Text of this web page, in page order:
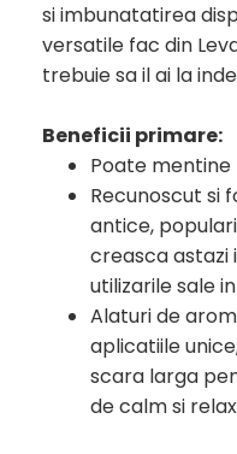
si imbunatatirea
versatile fac din
trebuie sa il ai la
Beneficii primare:
Poate mentine
Recunoscut si
antice,
creasca astazi
utilizarile sale
Alaturi de
aplicatiile
scara larga
de calm si